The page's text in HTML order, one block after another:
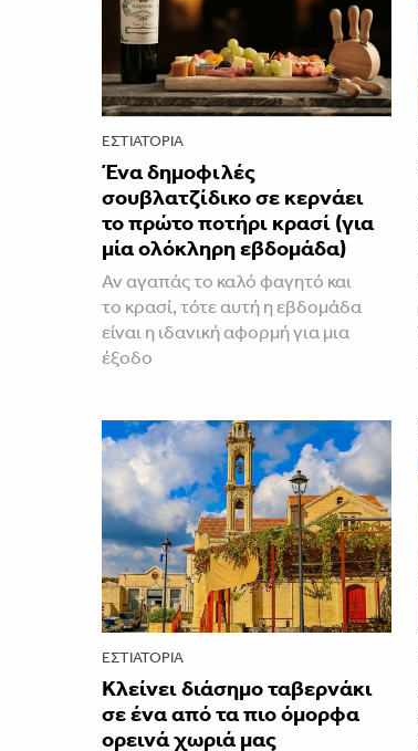
ΕΣΤΙΑΤΌΡΙΑ
Ένα δημοφιλές
σουβλατζίδικο σε κερνάει
το πρώτο ποτήρι κρασί (για
μία ολόκληρη εβδομάδα)
Αν αγαπάς το καλό φαγητό και
το κρασί, τότε αυτή η εβδομάδα
είναι η ιδανική αφορμή για μια
έξοδο
ΕΣΤΙΑΤΌΡΙΑ
Κλείνει διάσημο ταβερνάκι
σε ένα από τα πιο όμορφα
ορεινά χωριά μας